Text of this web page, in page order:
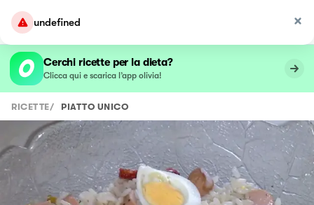
undefined
Cerchi ricette per la dieta?
Clicca qui e scarica l’app olivia!
RICETTE/ PIATTO UNICO